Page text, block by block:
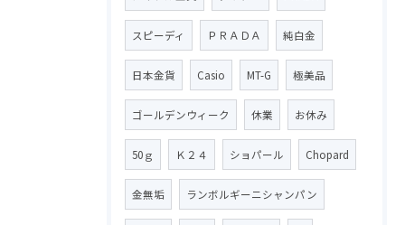
スピーディ ＰＲＡＤＡ 純白金
日本金貨 Casio MT-G 極美品
ゴールデンウィーク 休業 お休み
50ｇ Ｋ２４ ショパール Chopard
金無垢 ランボルギーニシャンパン